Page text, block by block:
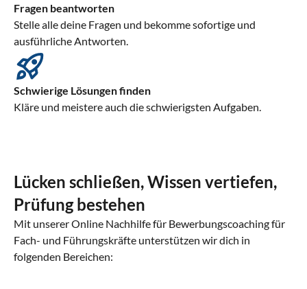
Fragen beantworten
Stelle alle deine Fragen und bekomme sofortige und
ausführliche Antworten.
Schwierige Lösungen finden
Kläre und meistere auch die schwierigsten Aufgaben.
Lücken schließen, Wissen vertiefen,
Prüfung bestehen
Mit unserer Online Nachhilfe für Bewerbungscoaching für
Fach- und Führungskräfte unterstützen wir dich in
folgenden Bereichen: